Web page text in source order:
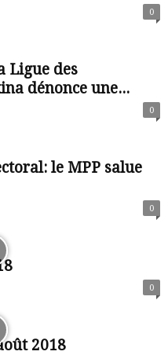
0
Ligue des
dénonce une...
0
le MPP salue
0
0
2018